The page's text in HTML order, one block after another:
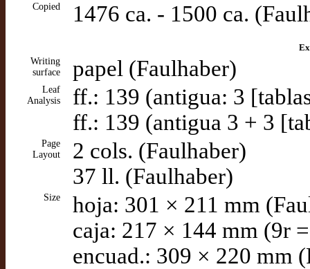
Copied 1476 ca. - 1500 ca.
Writing
surface
papel (Faulhaber)
Leaf
Analysis
ff.: 139 (antigua: 3
ff.: 139 (antigua 3 + 3
Page
Layout
2 cols. (Faulhaber)
37 ll. (Faulhaber)
Size
hoja: 301 × 211 mm
caja: 217 × 144 mm (9r
encuad.: 309 × 220 mm